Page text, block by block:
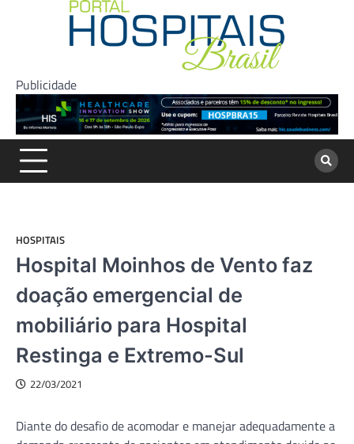
Publicidade
HOSPITAIS
Hospital Moinhos de Vento faz
doação emergencial de
mobiliário para Hospital
Restinga e Extremo-Sul
22/03/2021
Diante do desafio de acomodar e manejar adequadamente a